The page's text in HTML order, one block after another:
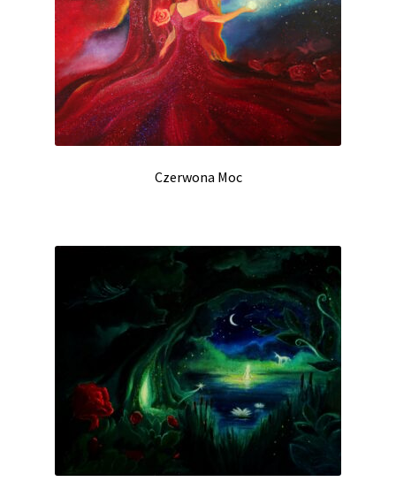
Czerwona Moc